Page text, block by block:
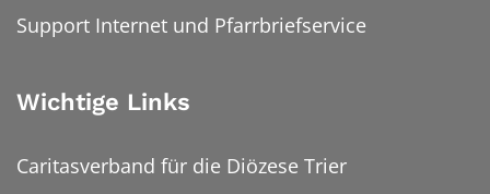
Support Internet und Pfarrbriefservice
Wichtige Links
Caritasverband für die Diözese Trier